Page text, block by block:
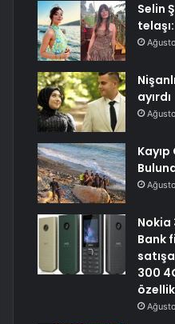
Selin
ayırdı
Nokia
Bank
300